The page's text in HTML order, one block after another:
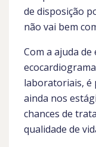
de disposição
não vai bem
Com a ajuda de
laboratoriais, é
ainda nos
chances de
qualidade de